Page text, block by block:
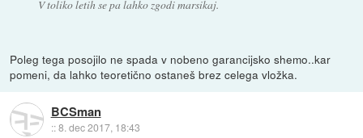
V toliko letih se pa lahko zgodi marsikaj.
Poleg tega posojilo ne spada v nobeno garancijsko shemo..kar
pomeni, da lahko teoretično ostaneš brez celega vložka.
BCSman
::8. dec 2017, 18:43